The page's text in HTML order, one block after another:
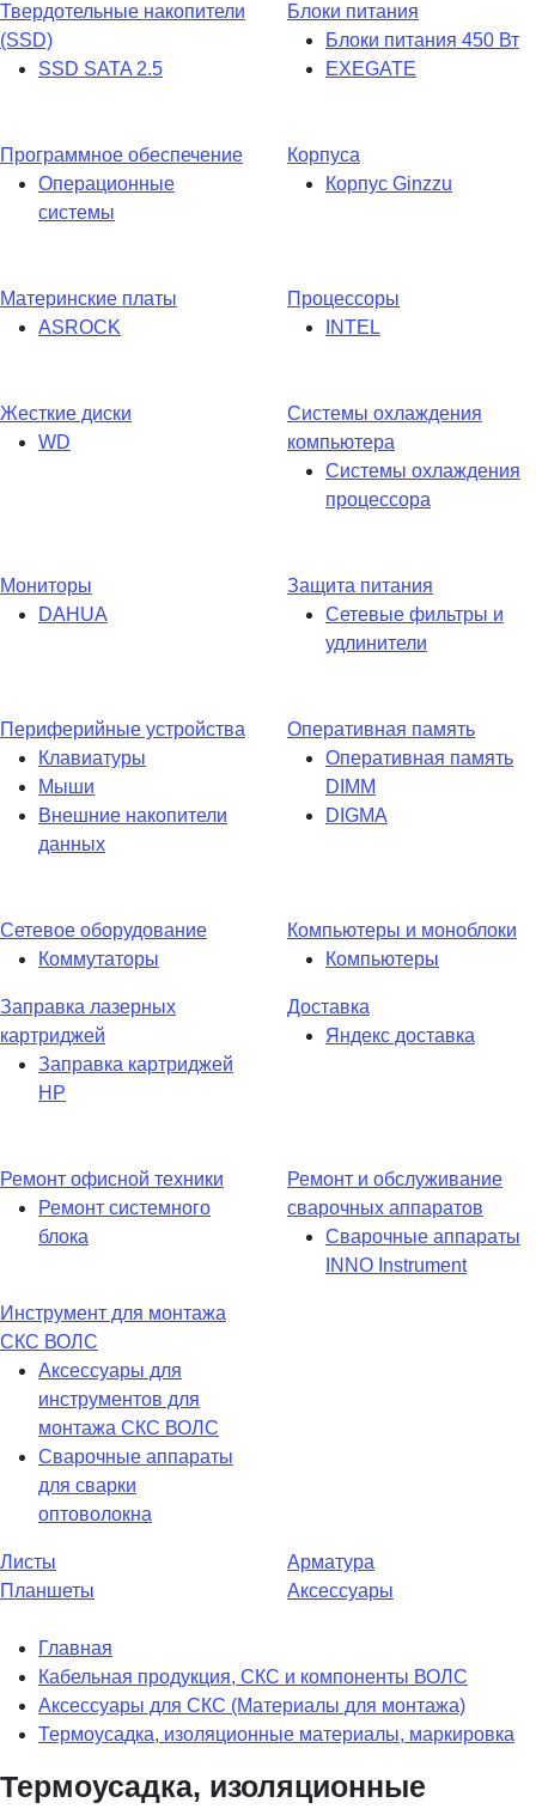
Твердотельные накопители
(SSD)
SSD SATA 2.5
Блоки питания
Блоки питания 450 Вт
EXEGATE
Программное обеспечение
Операционные
системы
Корпуса
Корпус Ginzzu
Материнские платы
ASROCK
Процессоры
INTEL
Жесткие диски
WD
Системы охлаждения
компьютера
Системы охлаждения
процессора
Мониторы
DAHUA
Защита питания
Сетевые фильтры и
удлинители
Периферийные устройства
Клавиатуры
Мыши
Внешние накопители
данных
Оперативная память
Оперативная память
DIMM
DIGMA
Сетевое оборудование
Коммутаторы
Компьютеры и моноблоки
Компьютеры
Заправка лазерных
картриджей
Заправка картриджей
HP
Доставка
Яндекс доставка
Ремонт офисной техники
Ремонт системного
блока
Ремонт и обслуживание
сварочных аппаратов
Сварочные аппараты
INNO Instrument
Инструмент для монтажа
СКС ВОЛС
Аксессуары для
инструментов для
монтажа СКС ВОЛС
Сварочные аппараты
для сварки
оптоволокна
Листы
Арматура
Планшеты
Аксессуары
Главная
Кабельная продукция, СКС и компоненты ВОЛС
Аксессуары для СКС (Материалы для монтажа)
Термоусадка, изоляционные материалы, маркировка
Термоусадка, изоляционные